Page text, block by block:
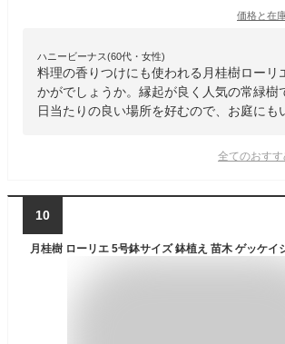
価格と在
ハニービーナス(60代・女性)
料理の香りつけにも使われる月桂樹ローリ
かがでしょうか。縁起が良く人気の常緑樹
日当たりの良い場所を好むので、お庭にも
全てのおすす
10